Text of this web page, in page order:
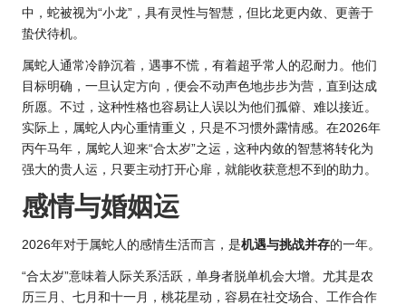
中，蛇被视为“小龙”，具有灵性与智慧，但比龙更内敛、更善于
蛰伏待机。
属蛇人通常冷静沉着，遇事不慌，有着超乎常人的忍耐力。他们
目标明确，一旦认定方向，便会不动声色地步步为营，直到达成
所愿。不过，这种性格也容易让人误以为他们孤僻、难以接近。
实际上，属蛇人内心重情重义，只是不习惯外露情感。在2026年
丙午马年，属蛇人迎来“合太岁”之运，这种内敛的智慧将转化为
强大的贵人运，只要主动打开心扉，就能收获意想不到的助力。
感情与婚姻运
2026年对于属蛇人的感情生活而言，是机遇与挑战并存的一年。
“合太岁”意味着人际关系活跃，单身者脱单机会大增。尤其是农
历三月、七月和十一月，桃花星动，容易在社交场合、工作合作